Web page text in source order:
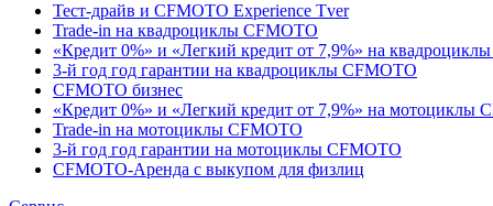
Тест-драйв и CFMOTO Experience Tver
Trade-in на квадроциклы CFMOTO
«Кредит 0%» и «Легкий кредит от 7,9%» на
3-й год год гарантии на квадроциклы CFMOTO
CFMOTO бизнес
«Кредит 0%» и «Легкий кредит от 7,9%» на мотоциклы
Trade-in на мотоциклы CFMOTO
3-й год год гарантии на мотоциклы CFMOTO
CFMOTO-Аренда с выкупом для физлиц